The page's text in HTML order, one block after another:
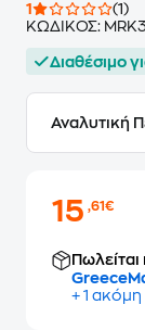
1
(1)
ΚΩΔΙΚΟΣ:
Διαθέσιμο
Αναλυτική
15,61€
+ 1